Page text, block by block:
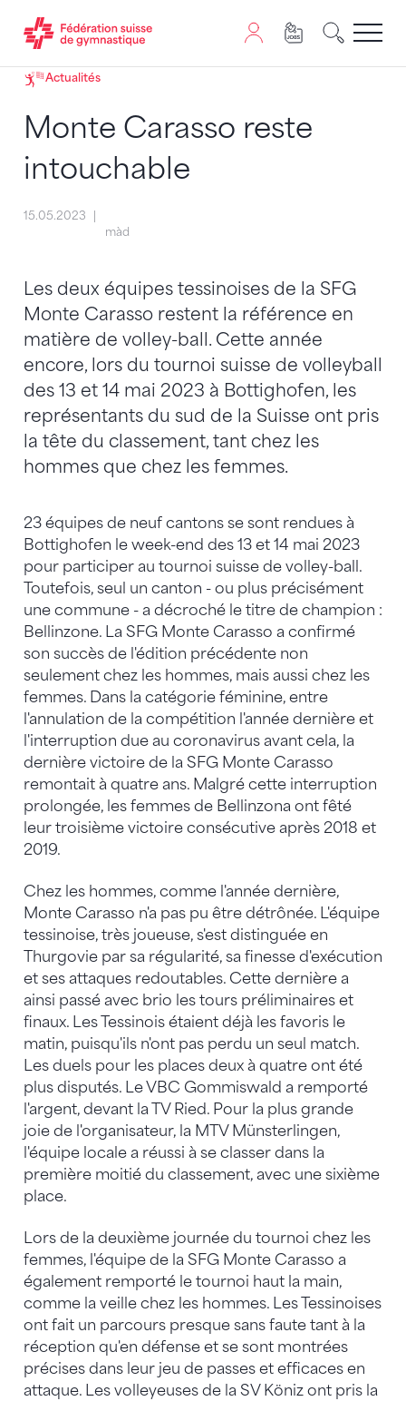
Passer au contenu
Naviguer vers le plan du siten
JavaScript est nécessaire pour naviguer sur ce site.
Actualités
Monte Carasso reste
intouchable
15.05.2023
màd
Les deux équipes tessinoises de la SFG
Monte Carasso restent la référence en
matière de volley-ball. Cette année
encore, lors du tournoi suisse de volleyball
des 13 et 14 mai 2023 à Bottighofen, les
représentants du sud de la Suisse ont pris
la tête du classement, tant chez les
hommes que chez les femmes.
23 équipes de neuf cantons se sont rendues à
Bottighofen le week-end des 13 et 14 mai 2023
pour participer au tournoi suisse de volley-ball.
Toutefois, seul un canton - ou plus précisément
une commune - a décroché le titre de champion :
Bellinzone. La SFG Monte Carasso a confirmé
son succès de l'édition précédente non
seulement chez les hommes, mais aussi chez les
femmes. Dans la catégorie féminine, entre
l'annulation de la compétition l'année dernière et
l'interruption due au coronavirus avant cela, la
dernière victoire de la SFG Monte Carasso
remontait à quatre ans. Malgré cette interruption
prolongée, les femmes de Bellinzona ont fêté
leur troisième victoire consécutive après 2018 et
2019.
Chez les hommes, comme l'année dernière,
Monte Carasso n'a pas pu être détrônée. L'équipe
tessinoise, très joueuse, s'est distinguée en
Thurgovie par sa régularité, sa finesse d'exécution
et ses attaques redoutables. Cette dernière a
ainsi passé avec brio les tours préliminaires et
finaux. Les Tessinois étaient déjà les favoris le
matin, puisqu'ils n'ont pas perdu un seul match.
Les duels pour les places deux à quatre ont été
plus disputés. Le VBC Gommiswald a remporté
l'argent, devant la TV Ried. Pour la plus grande
joie de l'organisateur, la MTV Münsterlingen,
l'équipe locale a réussi à se classer dans la
première moitié du classement, avec une sixième
place.
Lors de la deuxième journée du tournoi chez les
femmes, l'équipe de la SFG Monte Carasso a
également remporté le tournoi haut la main,
comme la veille chez les hommes. Les Tessinoises
ont fait un parcours presque sans faute tant à la
réception qu'en défense et se sont montrées
précises dans leur jeu de passes et efficaces en
attaque. Les volleyeuses de la SV Köniz ont pris la